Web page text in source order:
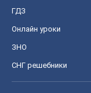
ГДЗ
Онлайн уроки
ЗНО
СНГ решебники